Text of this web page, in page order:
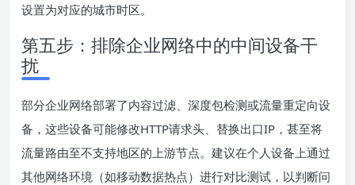
设置为对应的城市时区。
第五步：排除企业网络中的中间设备干
扰
部分企业网络部署了内容过滤、深度包检测或流量重定向设
备，这些设备可能修改HTTP请求头、替换出口IP，甚至将
流量路由至不支持地区的上游节点。建议在个人设备上通过
其他网络环境（如移动数据热点）进行对比测试，以判断问